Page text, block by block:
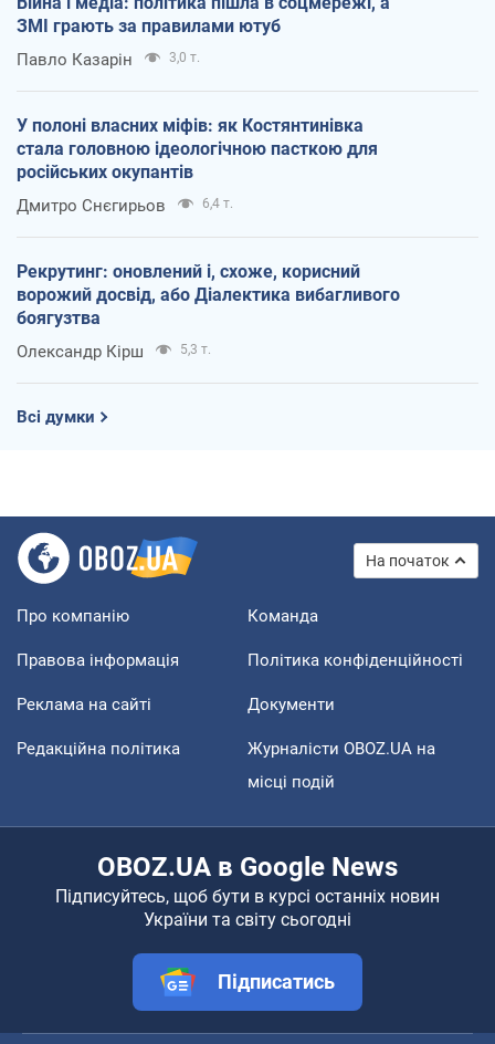
ЗМІ грають за правилами ютуб
Павло Казарін 3,0 т.
У полоні власних міфів: як Костянтинівка
стала головною ідеологічною пасткою для
російських окупантів
Дмитро Снєгирьов 6,4 т.
Рекрутинг: оновлений і, схоже, корисний
ворожий досвід, або Діалектика вибагливого
боягузтва
Олександр Кірш 5,3 т.
Всі думки
На початок
Про компанію Команда
Правова інформація Політика конфіденційності
Реклама на сайті Документи
Редакційна політика
Журналісти OBOZ.UA на
місці подій
OBOZ.UA в Google News
Підписуйтесь, щоб бути в курсі останніх новин
України та світу сьогодні
Підписатись